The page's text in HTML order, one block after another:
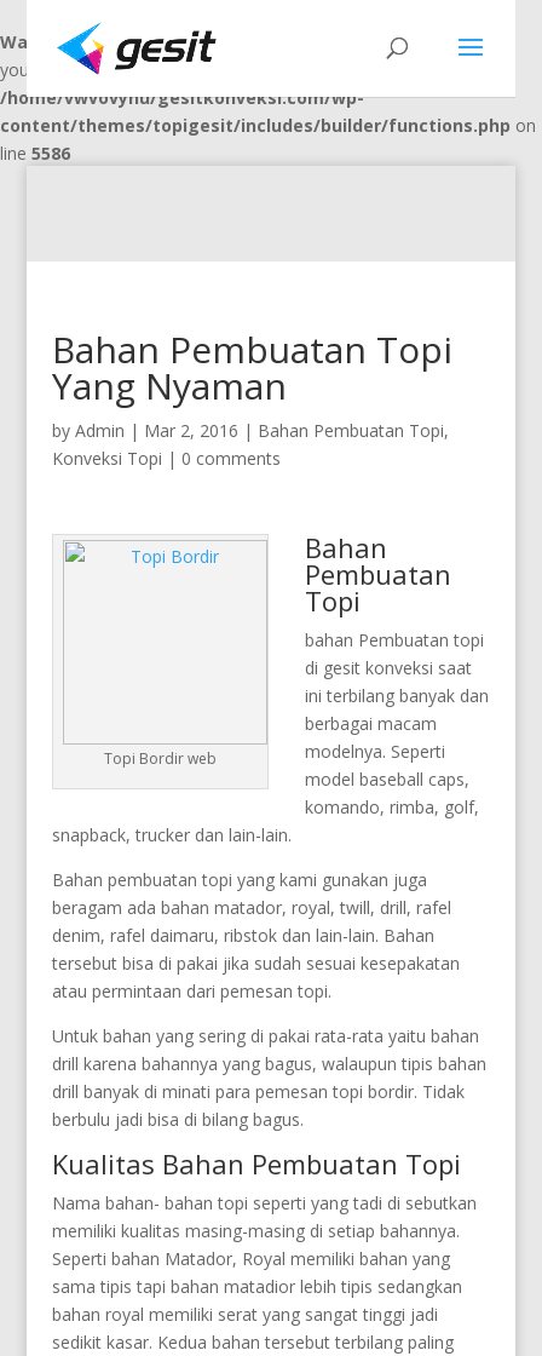
Warning: "continue" targeting switch is equivalent to "break". Did
you mean to use "continue 2"? in
/home/vwvovynu/gesitkonveksi.com/wp-
content/themes/topigesit/includes/builder/functions.php on
line 5586
Bahan Pembuatan Topi
Yang Nyaman
by Admin | Mar 2, 2016 | Bahan Pembuatan Topi,
Konveksi Topi | 0 comments
Topi Bordir web
Bahan
Pembuatan
Topi
bahan Pembuatan topi
di gesit konveksi saat
ini terbilang banyak dan
berbagai macam
modelnya. Seperti
model baseball caps,
komando, rimba, golf,
snapback, trucker dan lain-lain.
Bahan pembuatan topi yang kami gunakan juga
beragam ada bahan matador, royal, twill, drill, rafel
denim, rafel daimaru, ribstok dan lain-lain. Bahan
tersebut bisa di pakai jika sudah sesuai kesepakatan
atau permintaan dari pemesan topi.
Untuk bahan yang sering di pakai rata-rata yaitu bahan
drill karena bahannya yang bagus, walaupun tipis bahan
drill banyak di minati para pemesan topi bordir. Tidak
berbulu jadi bisa di bilang bagus.
Kualitas Bahan Pembuatan Topi
Nama bahan- bahan topi seperti yang tadi di sebutkan
memiliki kualitas masing-masing di setiap bahannya.
Seperti bahan Matador, Royal memiliki bahan yang
sama tipis tapi bahan matadior lebih tipis sedangkan
bahan royal memiliki serat yang sangat tinggi jadi
sedikit kasar. Kedua bahan tersebut terbilang paling